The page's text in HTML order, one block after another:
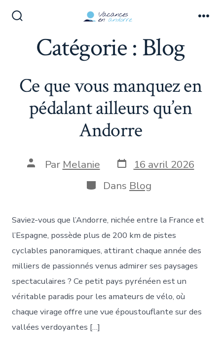
Rechercher
Catégorie :Blog
Ce que vous manquez en
pédalant ailleurs qu’en
Andorre
Auteur
Par Melanie Date
de
publication
16 avril 2026
Catégories
Dans Blog
Saviez-vous que l’Andorre, nichée entre la France et
l’Espagne, possède plus de 200 km de pistes
cyclables panoramiques, attirant chaque année des
milliers de passionnés venus admirer ses paysages
spectaculaires ? Ce petit pays pyrénéen est un
véritable paradis pour les amateurs de vélo, où
chaque virage offre une vue époustouflante sur des
vallées verdoyantes […]